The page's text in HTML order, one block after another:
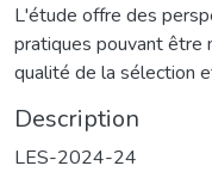
L'étude offre des
pratiques pouvant être
qualité de la sélection
Description
LES-2024-24